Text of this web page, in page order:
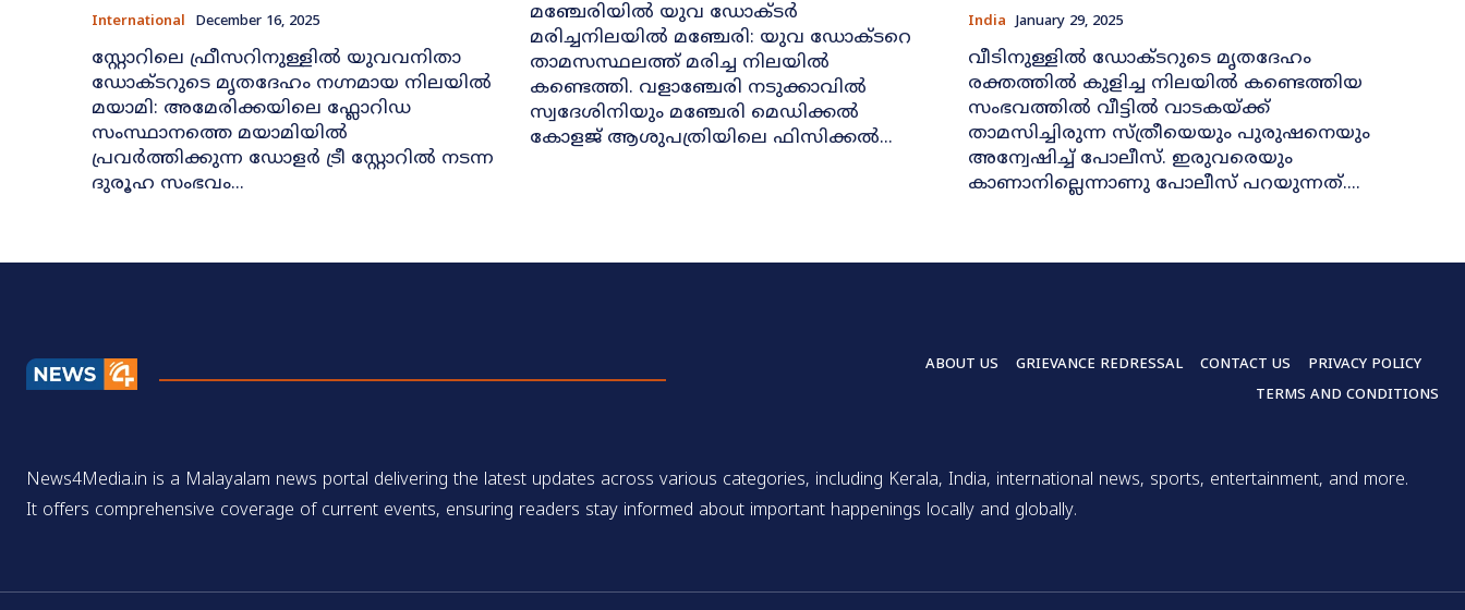
International December 16, 2025
സ്റ്റോറിലെ ഫ്രീസറിനുള്ളിൽ യുവവനിതാ
ഡോക്ടറുടെ മൃതദേഹം നഗ്നമായ നിലയിൽ
മയാമി: അമേരിക്കയിലെ ഫ്ലോറിഡ
സംസ്ഥാനത്തെ മയാമിയിൽ
പ്രവർത്തിക്കുന്ന ഡോളർ ട്രീ സ്റ്റോറിൽ നടന്ന
ദുരൂഹ സംഭവം...
മഞ്ചേരിയിൽ യുവ ഡോക്ടർ
മരിച്ചനിലയിൽ മഞ്ചേരി: യുവ ഡോക്ടറെ
താമസസ്ഥലത്ത് മരിച്ച നിലയിൽ
കണ്ടെത്തി. വളാഞ്ചേരി നടുക്കാവിൽ
സ്വദേശിനിയും മഞ്ചേരി മെഡിക്കൽ
കോളജ് ആശുപത്രിയിലെ ഫിസിക്കൽ...
India January 29, 2025
വീടിനുള്ളിൽ ഡോക്ടറുടെ മൃതദേഹം
രക്തത്തിൽ കുളിച്ച നിലയിൽ കണ്ടെത്തിയ
സംഭവത്തിൽ വീട്ടിൽ വാടകയ്ക്ക്
താമസിച്ചിരുന്ന സ്ത്രീയെയും പുരുഷനെയും
അന്വേഷിച്ച് പോലീസ്. ഇരുവരെയും
കാണാനില്ലെന്നാണു പോലീസ് പറയുന്നത്....
ABOUT US GRIEVANCE REDRESSAL CONTACT US
PRIVACY POLICY
TERMS AND CONDITIONS
News4Media.in is a Malayalam news portal delivering the latest updates across various categories, including Kerala, India, international news, sports, entertainment, and more.
It offers comprehensive coverage of current events, ensuring readers stay informed about important happenings locally and globally.